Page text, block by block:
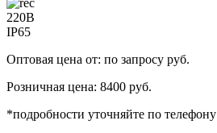
220В
IP65
Оптовая цена от: по запросу руб.
Розничная цена: 8400 руб.
*подробности уточняйте по телефону